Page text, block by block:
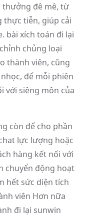
thưởng đê mê, từ
tiễn, giúp cải
bài xích toán đi lại
chủng loại
thành viên, cũng
để mỗi phiên
với siêng môn của
còn để cho phần
lực lượng hoặc
hàng kết nối với
chuyển động hoạt
hết sức diện tích
viên Hơn nữa
đi lại sunwin